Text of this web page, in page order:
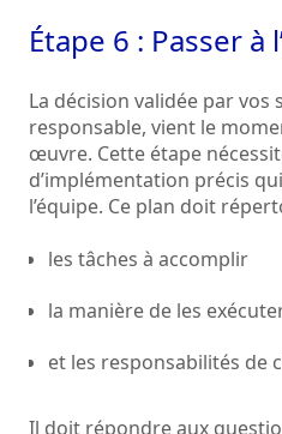
Étape 6 : Passer à
La décision validée par
responsable, vient le
œuvre. Cette étape
d’implémentation précis
l’équipe. Ce plan doit
les tâches à accomplir
la manière de les
et les responsabilités de
Il doit répondre aux